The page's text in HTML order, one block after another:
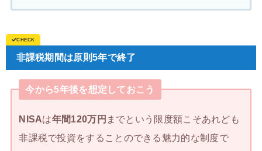
非課税期間は原則5年で終了
今から5年後を想定しておこう
NISAは年間120万円 までという限度額こそあれども
非課税で投資をすることのできる魅力的な制度で